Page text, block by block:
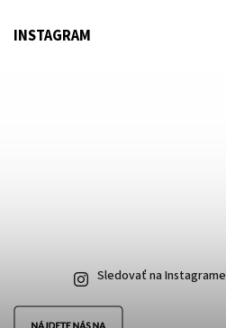
INSTAGRAM
Sledovať na Instagrame